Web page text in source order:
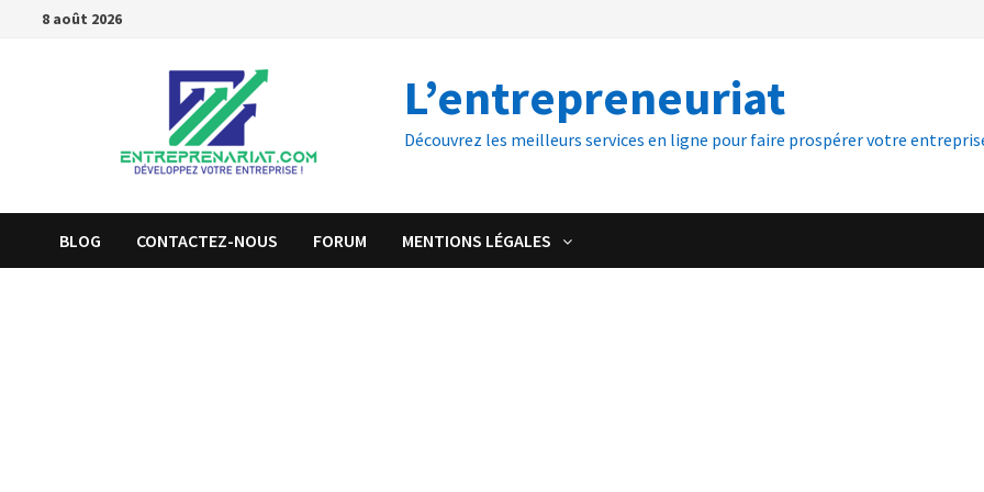
8 août 2026
L’entrepreneuriat
Découvrez les meilleurs services en ligne pour faire prospérer votre
BLOG CONTACTEZ-NOUS FORUM MENTIONS LÉGALES